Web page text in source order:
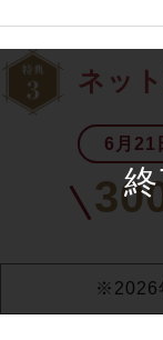
ネッ
6月21
※2026